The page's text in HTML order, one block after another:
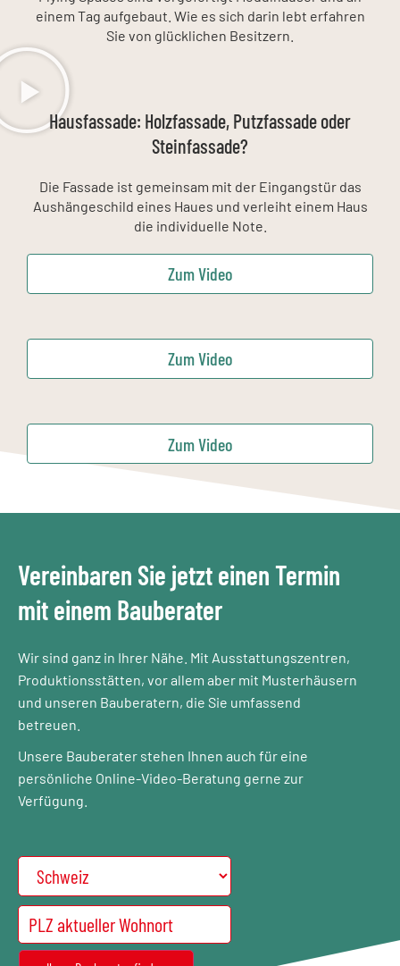
einem Tag aufgebaut. Wie es sich darin lebt erfahren
Sie von glücklichen Besitzern.
Hausfassade: Holzfassade, Putzfassade oder
Steinfassade?
Die Fassade ist gemeinsam mit der Eingangstür das
Aushängeschild eines Haues und verleiht einem Haus
die individuelle Note.
Zum Video
Zum Video
Zum Video
Vereinbaren Sie jetzt einen Termin
mit einem Bauberater​
Wir sind ganz in Ihrer Nähe. Mit Ausstattungszentren,
Produktionsstätten, vor allem aber mit Musterhäusern
und unseren Bauberatern, die Sie umfassend
betreuen.
Unsere Bauberater stehen Ihnen auch für eine
persönliche Online-Video-Beratung gerne zur
Verfügung.